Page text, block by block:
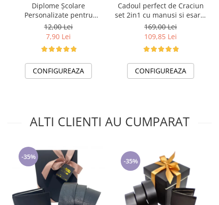
Diplome Școlare
Personalizate pentru
Absolventi de scoala sau
gradinita
12,00 Lei
7,90 Lei
CONFIGUREAZA
Cadoul perfect de Craciun
set 2in1 cu manusi si esarfa
foarte groasa si calduroasa
2523.07.06
169,00 Lei
109,85 Lei
CONFIGUREAZA
ALTI CLIENTI AU CUMPARAT
-35%
-35%